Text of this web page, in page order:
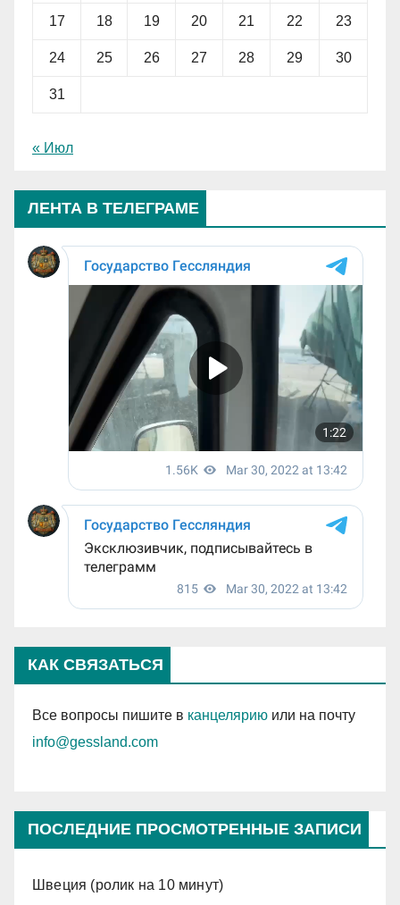
17 18 19 20 21 22 23
24 25 26 27 28 29 30
31
« Июл
ЛЕНТА В ТЕЛЕГРАМЕ
КАК СВЯЗАТЬСЯ
Все вопросы пишите в канцелярию или на почту
info@gessland.com
ПОСЛЕДНИЕ ПРОСМОТРЕННЫЕ ЗАПИСИ
Швеция (ролик на 10 минут)